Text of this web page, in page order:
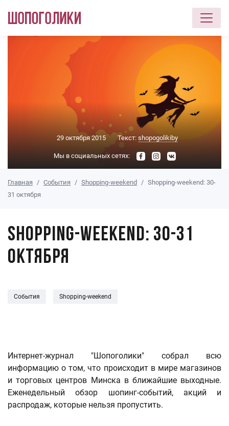
Перейти к основному содержанию
29 октября 2015 Текст: shopogolikiby
Мы в социальных сетях:
Главная События Shopping-weekend
Shopping-weekend: 30-
31 октября
Shopping-weekend: 30-31
октября
События Shopping-weekend
Интернет-журнал "Шопоголики" собрал всю
информацию о том, что происходит в мире магазинов
и торговых центров Минска в ближайшие выходные.
Еженедельный обзор шопинг-событий, акций и
распродаж, которые нельзя пропустить.